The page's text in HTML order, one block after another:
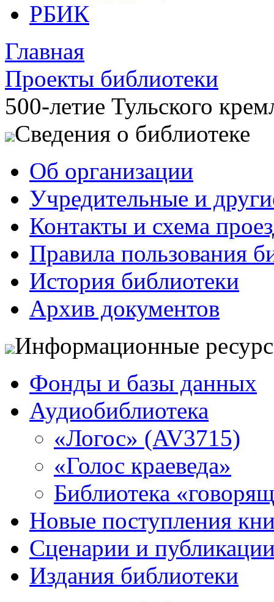
РБИК
Главная
Проекты библиотеки
500-летие Тульского
Сведения о библиотеке
Об организации
Учредительные и
Контакты и схема
Правила пользования
История библиотеки
Архив документов
Информационные
Фонды и базы данных
Аудиобиблиотека
«Логос» (AV3715)
«Голос краеведа»
Библиотека
Новые поступления
Сценарии и
Издания библиотеки